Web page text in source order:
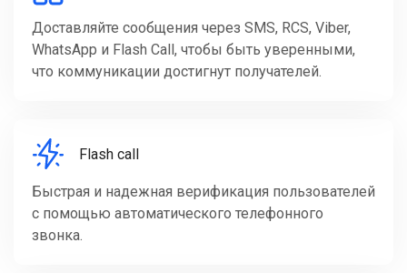
Доставляйте сообщения через SMS, RCS, Viber,
WhatsApp и Flash Call, чтобы быть уверенными,
что коммуникации достигнут получателей.
Flash call
Быстрая и надежная верификация пользователей
с помощью автоматического телефонного
звонка.